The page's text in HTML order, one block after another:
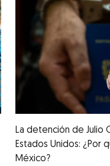
La detención de Julio
Estados Unidos: ¿Por
México?